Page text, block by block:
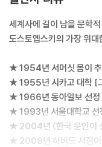
1 쿠지마 삼소노프
2 랴가비
4 어둠 속에서
5 갑작스러운 결심
6 내가 간다!
7 틀림없는 옛 남자
8 미몽
세계사에 길이 남을 문학
도스토옙스키의 가장 위
★ 1954년 서머싯 몸이
★ 1955년 시카고 대학 [
★ 1966년 동아일보 선정
★ 1993년 서울대학교 선
★ 2004년 〈한국 문인이
★ 2008년 하버드 서점이